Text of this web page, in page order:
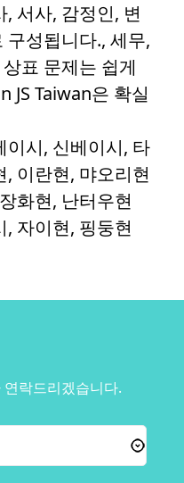
서사, 감정인, 변
구성됩니다., 세무,
표 문제는 쉽게
JS Taiwan은 확실
이시, 신베이시, 타
이란현, 먀오리현
화현, 난터우현
자이현, 핑둥현
락드리겠습니다.